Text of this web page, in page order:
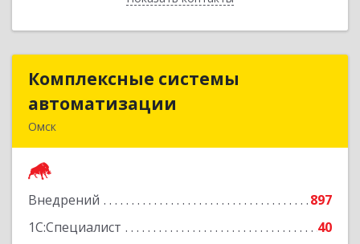
Комплексные системы
автоматизации
Омск
Внедрений
897
1С:Специалист
40
Комплексные системы
Подробнее